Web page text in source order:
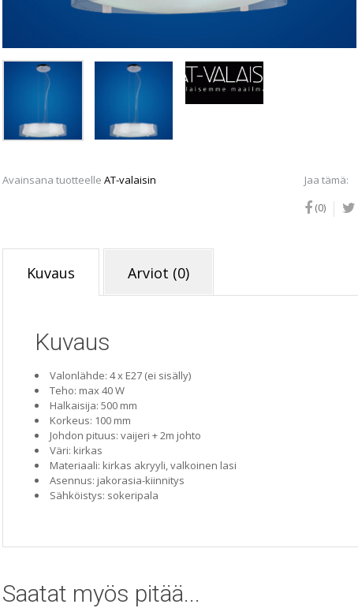
Avainsana tuotteelle AT-valaisin Jaa tämä:
(0)
Kuvaus Arviot (0)
Kuvaus
Valonlähde: 4 x E27 (ei sisälly)
Teho: max 40 W
Halkaisija: 500 mm
Korkeus: 100 mm
Johdon pituus: vaijeri + 2m johto
Väri: kirkas
Materiaali: kirkas akryyli, valkoinen lasi
Asennus: jakorasia-kiinnitys
Sähköistys: sokeripala
Saatat myös pitää...